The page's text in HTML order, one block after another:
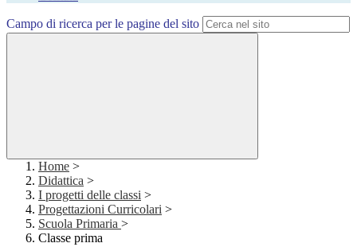
Campo di ricerca per le pagine del sito
Home >
Didattica >
I progetti delle classi >
Progettazioni Curricolari >
Scuola Primaria >
Classe prima